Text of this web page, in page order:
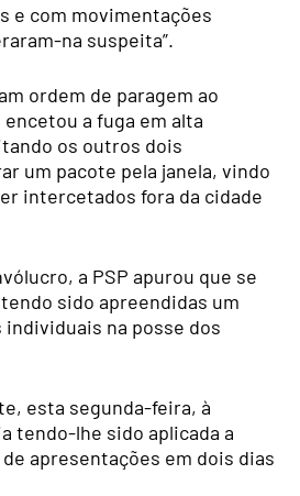
e com movimentações
na suspeita”.
ordem de paragem ao
a fuga em alta
os outros dois
um pacote pela janela, vindo
intercetados fora da cidade
a PSP apurou que se
sido apreendidas um
individuais na posse dos
esta segunda-feira, à
tendo-lhe sido aplicada a
apresentações em dois dias